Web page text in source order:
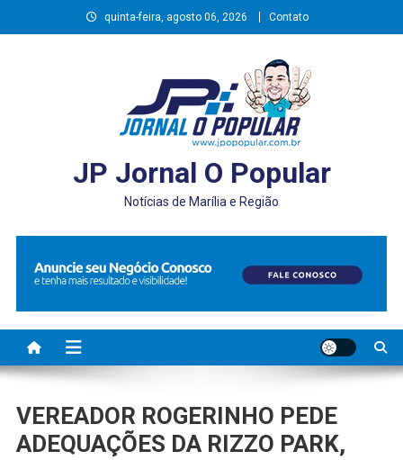
to
quinta-feira, agosto 06, 2026 Contato
JP Jornal O Popular
Notícias de Marília e Região
VEREADOR ROGERINHO PEDE
ADEQUAÇÕES DA RIZZO PARK,